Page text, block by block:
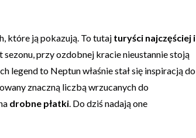
które ją pokazują. To tutaj turyści najczęściej i
sezonu, przy ozdobnej kracie nieustannie stoją
legend to Neptun właśnie stał się inspiracją do
znaczną liczbą wrzucanych do
drobne płatki. Do dziś nadają one